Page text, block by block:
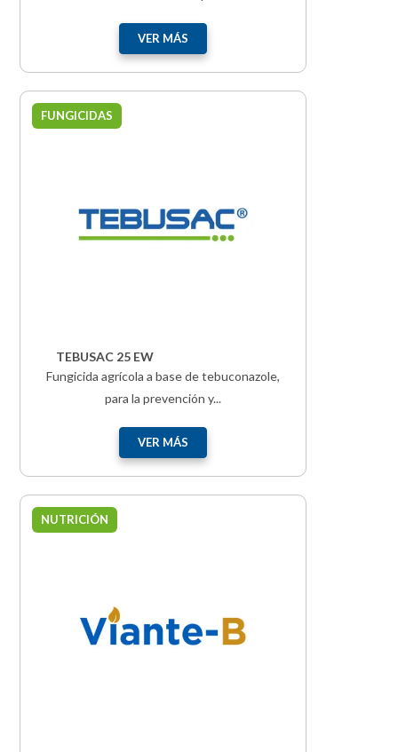
VER MÁS
FUNGICIDAS
TEBUSAC 25 EW
Fungicida agrícola a base de tebuconazole,
para la prevención y...
VER MÁS
NUTRICIÓN